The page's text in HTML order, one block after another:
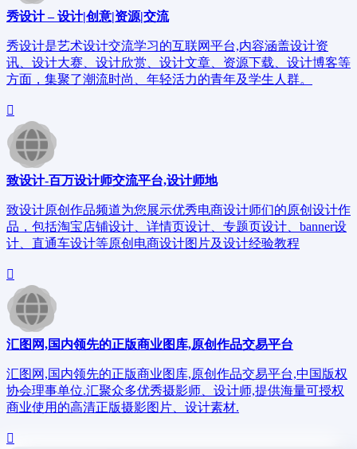
秀设计 – 设计|创意|资源|交流
秀设计是艺术设计交流学习的互联网平台,内容涵盖设计资
讯、设计大赛、设计欣赏、设计文章、资源下载、设计博客等
方面，集聚了潮流时尚、年轻活力的青年及学生人群。
致设计-百万设计师交流平台,设计师地
致设计原创作品频道为您展示优秀电商设计师们的原创设计作
品，包括淘宝店铺设计、详情页设计、专题页设计、banner设
计、直通车设计等原创电商设计图片及设计经验教程
汇图网,国内领先的正版商业图库,原创作品交易平台
汇图网,国内领先的正版商业图库,原创作品交易平台,中国版权
协会理事单位.汇聚众多优秀摄影师、设计师,提供海量可授权
商业使用的高清正版摄影图片、设计素材.